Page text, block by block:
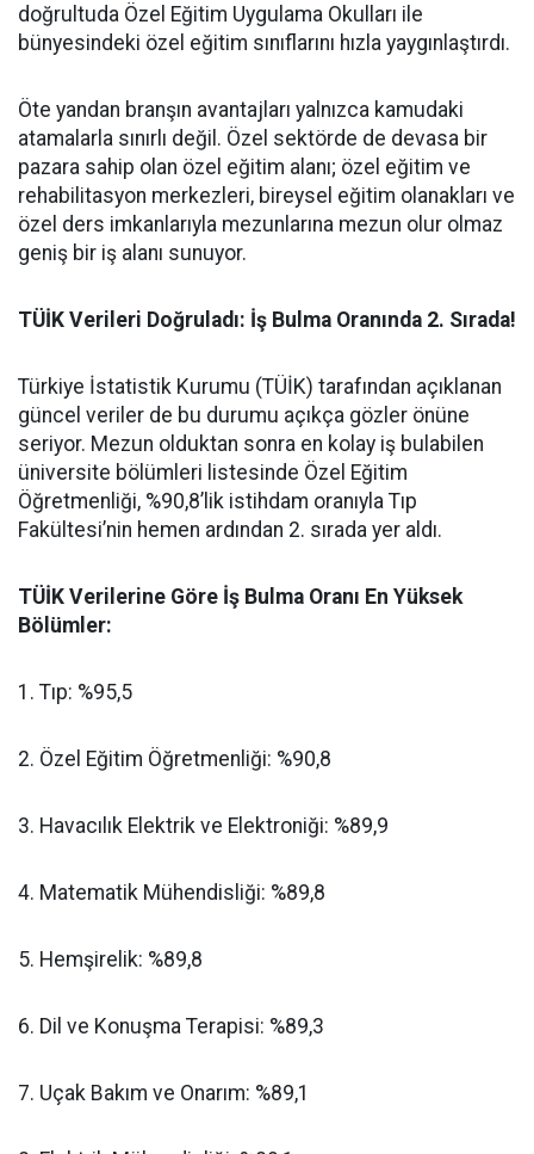
doğrultuda Özel Eğitim Uygulama Okulları ile
bünyesindeki özel eğitim sınıflarını hızla yaygınlaştırdı.
​Öte yandan branşın avantajları yalnızca kamudaki
atamalarla sınırlı değil. Özel sektörde de devasa bir
pazara sahip olan özel eğitim alanı; özel eğitim ve
rehabilitasyon merkezleri, bireysel eğitim olanakları ve
özel ders imkanlarıyla mezunlarına mezun olur olmaz
geniş bir iş alanı sunuyor.
​TÜİK Verileri Doğruladı: İş Bulma Oranında 2. Sırada!
​Türkiye İstatistik Kurumu (TÜİK) tarafından açıklanan
güncel veriler de bu durumu açıkça gözler önüne
seriyor. Mezun olduktan sonra en kolay iş bulabilen
üniversite bölümleri listesinde Özel Eğitim
Öğretmenliği, %90,8’lik istihdam oranıyla Tıp
Fakültesi’nin hemen ardından 2. sırada yer aldı.
​TÜİK Verilerine Göre İş Bulma Oranı En Yüksek
Bölümler:
​1. Tıp: %95,5
​2. Özel Eğitim Öğretmenliği: %90,8
​3. Havacılık Elektrik ve Elektroniği: %89,9
​4. Matematik Mühendisliği: %89,8
​5. Hemşirelik: %89,8
​6. Dil ve Konuşma Terapisi: %89,3
​7. Uçak Bakım ve Onarım: %89,1